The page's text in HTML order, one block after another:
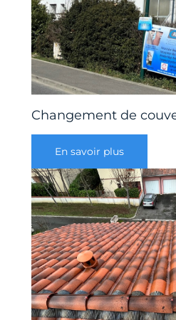
Changement de
En savoir plus